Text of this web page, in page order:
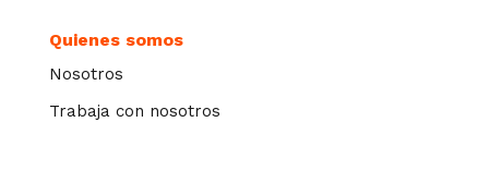
Quienes somos
Nosotros
Trabaja con nosotros